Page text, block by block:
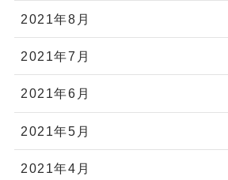
2021年8月
2021年7月
2021年6月
2021年5月
2021年4月